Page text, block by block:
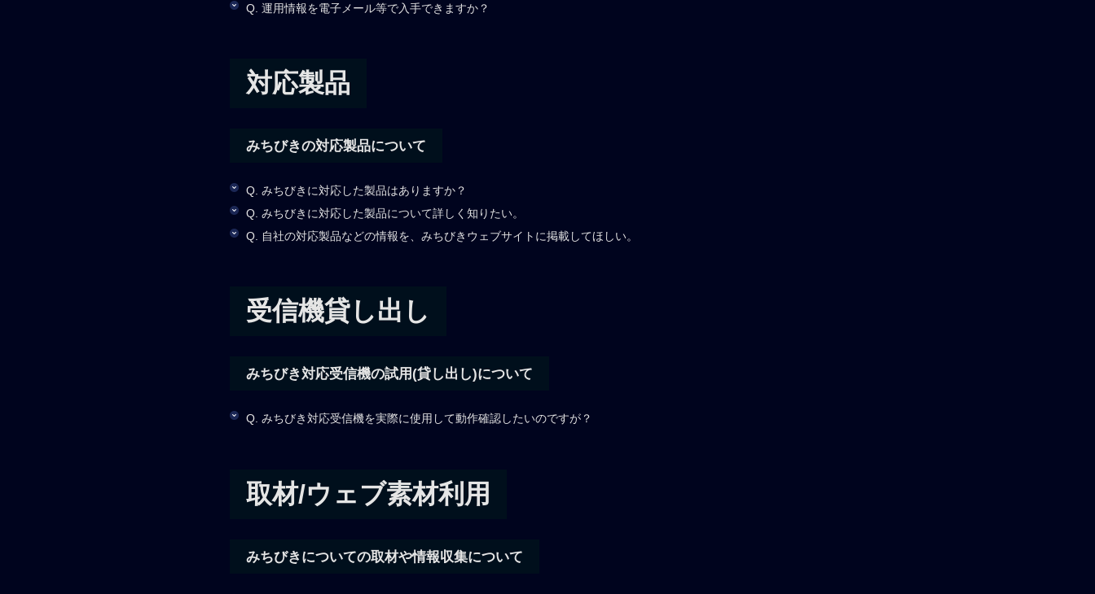
Q. 運用情報を電子メール等で入手できますか？
対応製品
みちびきの対応製品について
Q. みちびきに対応した製品はありますか？
Q. みちびきに対応した製品について詳しく知りたい。
Q. 自社の対応製品などの情報を、みちびきウェブサイトに掲載してほしい。
受信機貸し出し
みちびき対応受信機の試用(貸し出し)について
Q. みちびき対応受信機を実際に使用して動作確認したいのですが？
取材/ウェブ素材利用
みちびきについての取材や情報収集について